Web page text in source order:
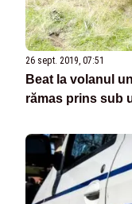
26 sept. 2019, 07:51
Beat la volanul
rămas prins sub